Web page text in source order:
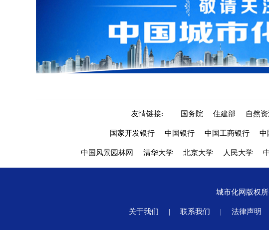
友情链接: 国务院 住建部 自然
国家开发银行 中国银行 中国工商银行 中
中国风景园林网 清华大学 北京大学 人民大学
城市化网版权
关于我们 | 联系我们 | 法律声明